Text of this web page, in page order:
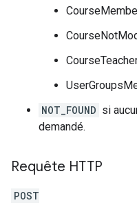
NOT_FOUND si
demandé.
Requête HTTP
POST